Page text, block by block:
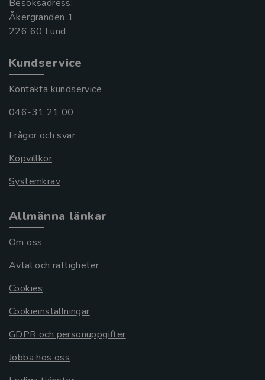
Besöksadress:
Åkergränden 1
Kundservice
Kontakta kundservice
046-31 21 00
Frågor och svar
Köpvillkor
Systemkrav
Allmänna länkar
Om oss
Avtal och rättigheter
Cookies
Cookieinställningar
GDPR och personuppgifter
Jobba hos oss